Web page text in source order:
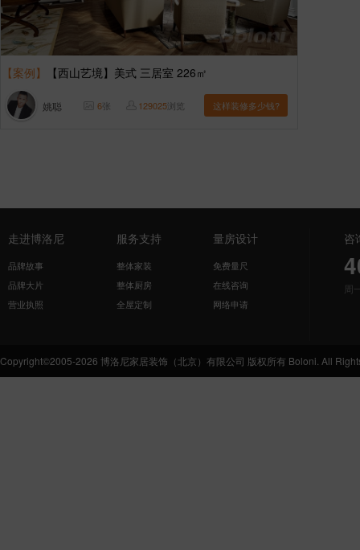
【案例】 【西山艺境】美式 三居室 226㎡
姚聪 6张 129025浏览 这样装修多少钱?
走进博洛尼
品牌故事
品牌大片
营业执照
服务支持
整体家装
整体厨房
全屋定制
量房设计
免费量尺
在线咨询
网络申请
咨
周
Copyright©2005-2026 博洛尼家居装饰（北京）有限公司 版权所有 Boloni. All